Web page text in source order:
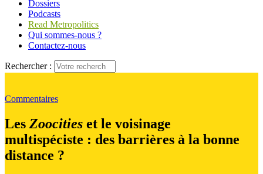
Dossiers
Podcasts
Read Metropolitics
Qui sommes-nous ?
Contactez-nous
Rechercher :
Commentaires
Les Zoocities et le voisinage
multispéciste : des barrières à la bonne
distance ?